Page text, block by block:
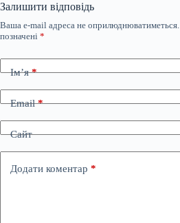
Залишити відповідь
Ваша e-mail адреса не оприлюднюватиметься.
позначені *
Ім’я*
Email*
Сайт
Додати коментар *